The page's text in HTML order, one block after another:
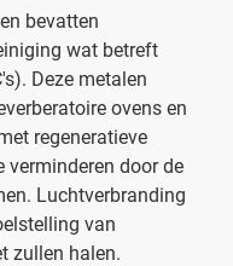
bevatten
wat betreft
Deze metalen
ovens en
regeneratieve
verminderen door de
Luchtverbranding
van
zullen halen.